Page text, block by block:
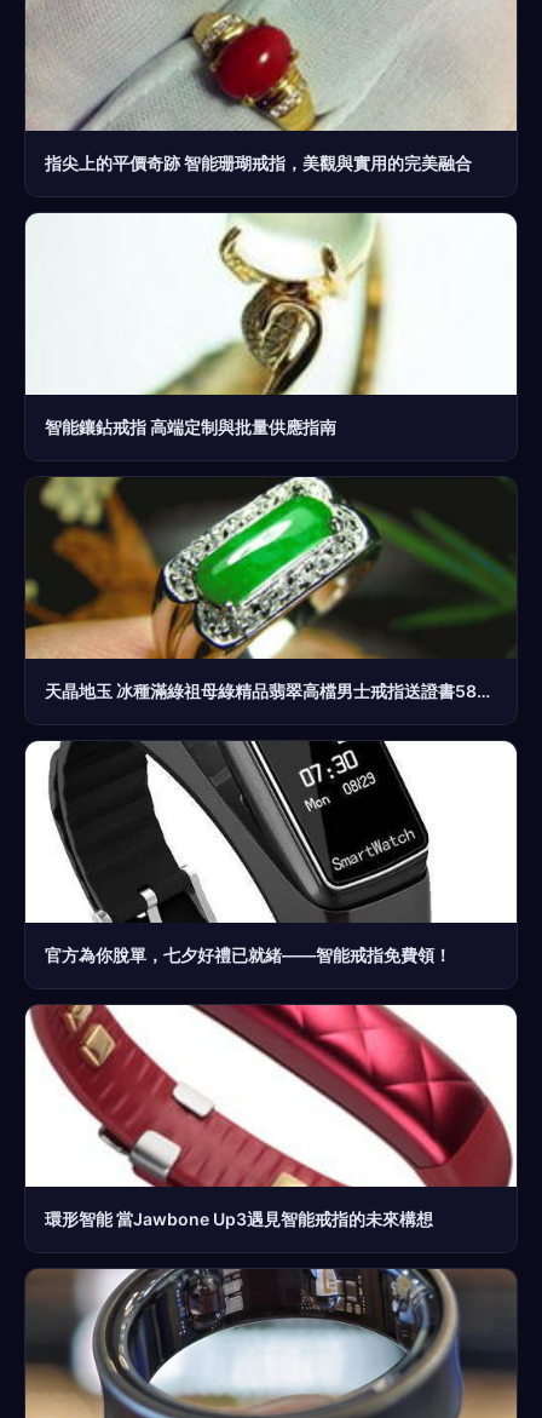
指尖上的平價奇跡 智能珊瑚戒指，美觀與實用的完美融合
智能鑲鉆戒指 高端定制與批量供應指南
天晶地玉 冰種滿綠祖母綠精品翡翠高檔男士戒指送證書582hf
官方為你脫單，七夕好禮已就緒——智能戒指免費領！
環形智能 當Jawbone Up3遇見智能戒指的未來構想